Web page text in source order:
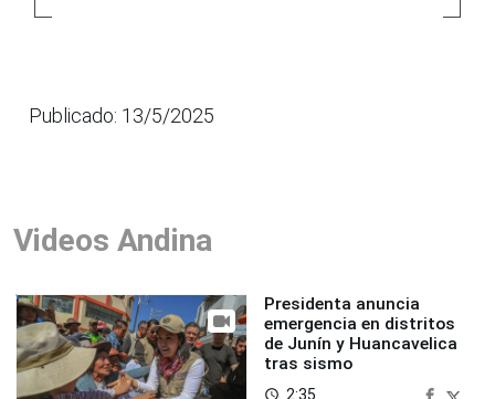
Publicado: 13/5/2025
Videos Andina
Presidenta anuncia
emergencia en distritos
de Junín y Huancavelica
tras sismo
access_time 2:35